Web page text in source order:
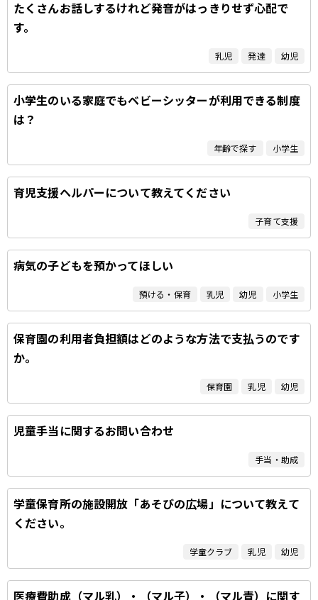
たくさんお話しするけれど発音がはっきりせず心配で
す。
乳児 発達 幼児
小学生のいる家庭でもベビーシッターが利用できる制度
は？
年齢で探す 小学生
育児支援ヘルパーについて教えてください
子育て支援
病気の子どもを預かってほしい
預ける・保育 乳児 幼児 小学生
保育園の利用者負担額はどのような方法で支払うのです
か。
保育園 乳児 幼児
児童手当に関するお問い合わせ
手当・助成
学童保育所の施設開放「あそびの広場」について教えて
ください。
学童クラブ 乳児 幼児
医療費助成（マル乳）・（マル子）・（マル青）に関す